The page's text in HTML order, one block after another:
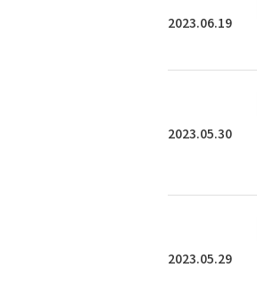
2023.06.19
2023.05.30
2023.05.29